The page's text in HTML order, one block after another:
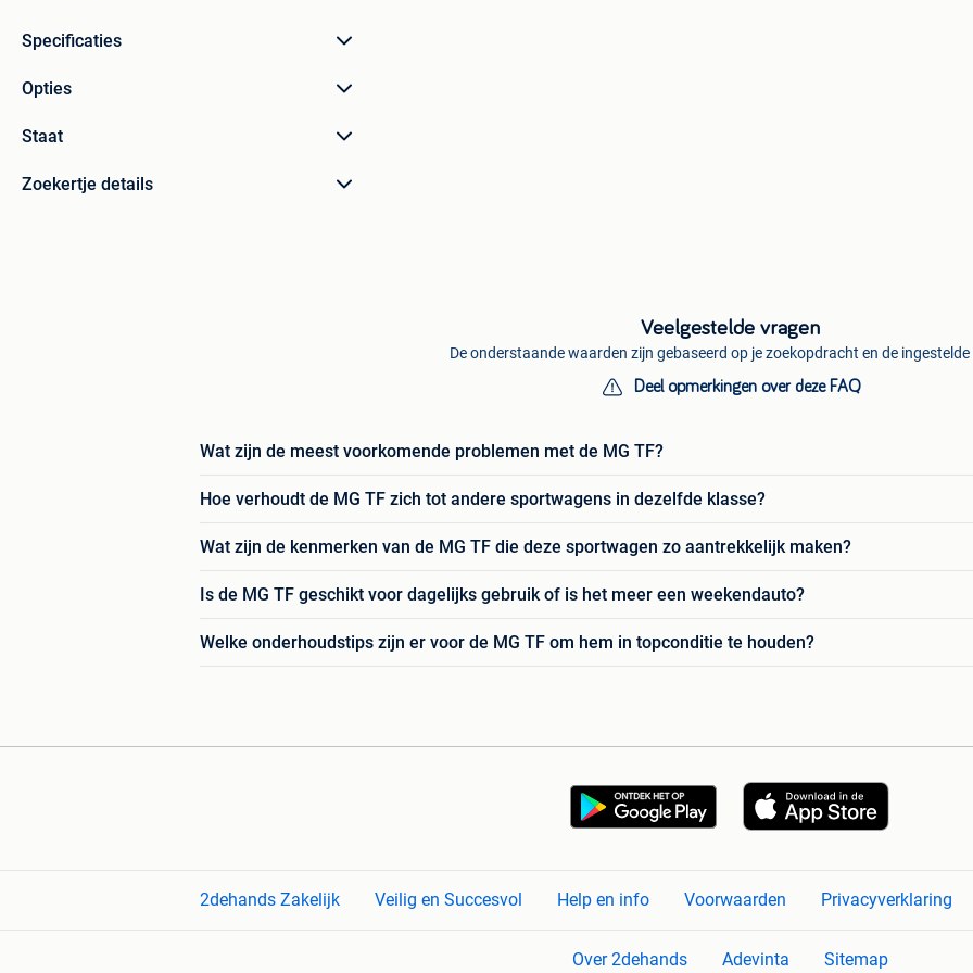
Specificaties
Opties
Staat
Zoekertje details
Veelgestelde vragen
De onderstaande waarden zijn gebaseerd op je zoekopdracht en de
Deel opmerkingen over deze FAQ
Wat zijn de meest voorkomende problemen met de MG TF?
Hoe verhoudt de MG TF zich tot andere sportwagens in dezelfde klasse?
Wat zijn de kenmerken van de MG TF die deze sportwagen zo aantrekkelijk maken?
Is de MG TF geschikt voor dagelijks gebruik of is het meer een weekendauto?
Welke onderhoudstips zijn er voor de MG TF om hem in topconditie te houden?
2dehands Zakelijk Veilig en Succesvol Help en info Voorwaarden Privacyverklaring
Over 2dehands Adevinta Sitemap